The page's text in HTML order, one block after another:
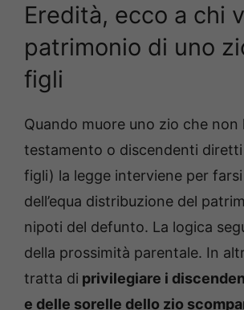
Eredità, ecco a chi
patrimonio di uno
figli
Quando muore uno zio che non
testamento o discendenti
figli) la legge interviene per
dell’equa distribuzione del
nipoti del defunto. La logica
della prossimità parentale. In
tratta di privilegiare i
e delle sorelle dello zio